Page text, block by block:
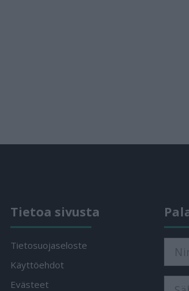
Tietoa sivusta
Tietosuojaseloste
Käyttöehdot
Evästeet